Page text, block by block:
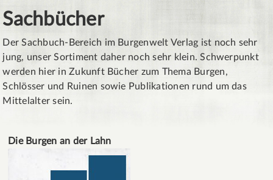
Sachbücher
Der Sachbuch-Bereich im Burgenwelt Verlag ist noch sehr
jung, unser Sortiment daher noch sehr klein. Schwerpunkt
werden hier in Zukunft Bücher zum Thema Burgen,
Schlösser und Ruinen sowie Publikationen rund um das
Mittelalter sein.
Die Burgen an der Lahn